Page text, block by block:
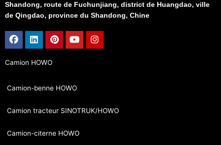
Shandong, route de Fuchunjiang, district de Huangdao, ville
de Qingdao, province du Shandong, Chine
Facebook
LinkedinPinterest
YoutubeInstagram
Camion HOWO
Camion-benne HOWO
Camion tracteur SINOTRUK/HOWO
Camion-citerne HOWO